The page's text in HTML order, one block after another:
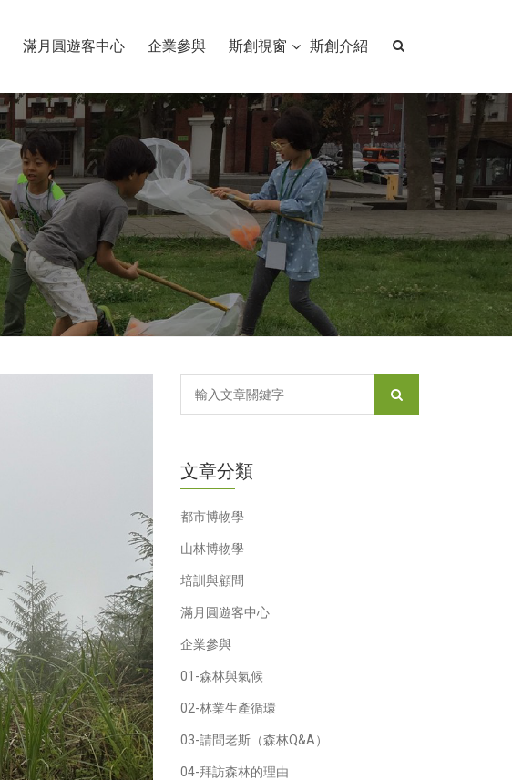
滿月圓遊客中心 企業參與 斯創視窗 斯創介紹
文章分類
都市博物學
山林博物學
培訓與顧問
滿月圓遊客中心
企業參與
01-森林與氣候
02-林業生產循環
03-請問老斯（森林Q&A）
04-拜訪森林的理由